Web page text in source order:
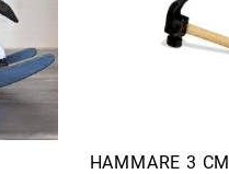
HAMMARE 3 CM